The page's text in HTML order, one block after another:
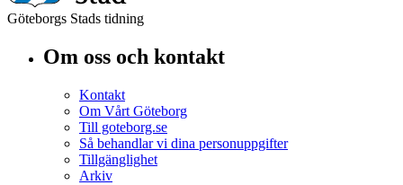
Göteborgs Stads tidning
Om oss och kontakt
Kontakt
Om Vårt Göteborg
Till goteborg.se
Så behandlar vi dina personuppgifter
Tillgänglighet
Arkiv